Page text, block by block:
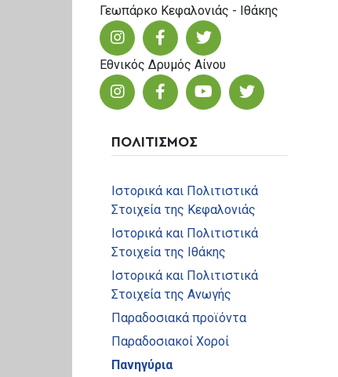
Γεωπάρκο Κεφαλονιάς - Ιθάκης
Εθνικός Δρυμός Αίνου
ΠΟΛΙΤΙΣΜΟΣ
Ιστορικά και Πολιτιστικά
Στοιχεία της Κεφαλονιάς
Ιστορικά και Πολιτιστικά
Στοιχεία της Ιθάκης
Ιστορικά και Πολιτιστικά
Στοιχεία της Ανωγής
Παραδοσιακά προϊόντα
Παραδοσιακοί Χοροί
Πανηγύρια